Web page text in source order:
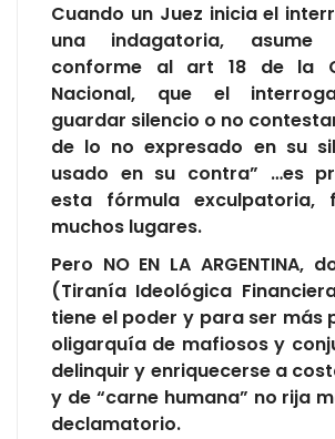
Cuando un Juez inicia el
una indagatoria,
conforme al art 18 de la
Nacional, que el
guardar silencio o no
de lo no expresado en su
usado en su contra” …es
esta fórmula exculpatoria,
muchos lugares.
Pero NO EN LA ARGENTINA,
(Tiranía Ideológica
tiene el poder y para ser más
oligarquía de mafiosos y
delinquir y enriquecerse a
y de “carne humana” no rija
declamatorio.